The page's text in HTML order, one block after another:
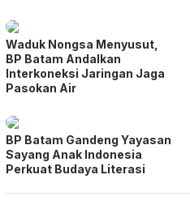
Waduk Nongsa Menyusut,
BP Batam Andalkan
Interkoneksi Jaringan Jaga
Pasokan Air
BP Batam Gandeng Yayasan
Sayang Anak Indonesia
Perkuat Budaya Literasi